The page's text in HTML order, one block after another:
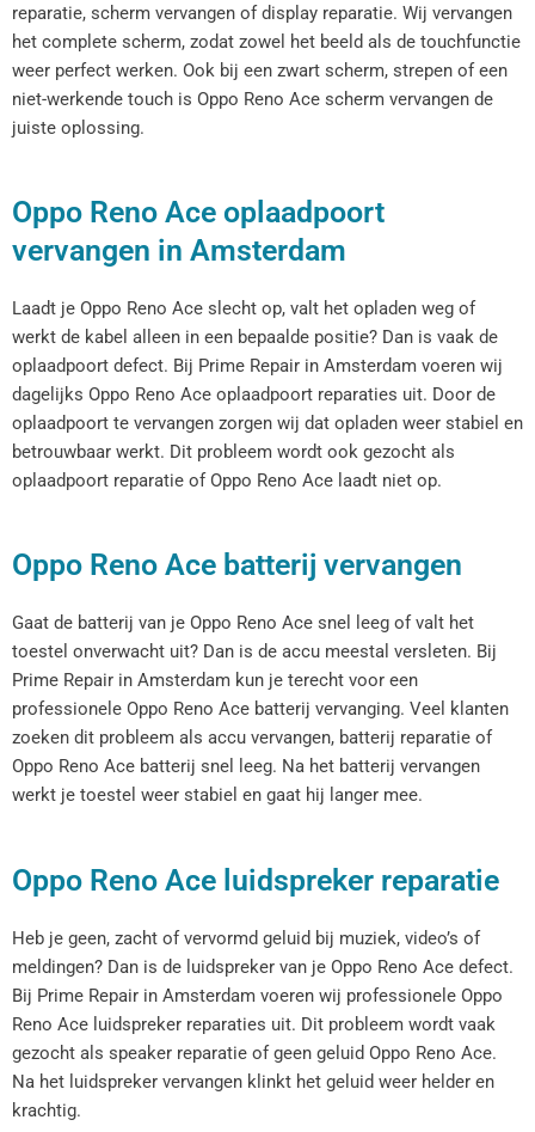
reparatie, scherm vervangen of display reparatie. Wij vervangen
het complete scherm, zodat zowel het beeld als de touchfunctie
weer perfect werken. Ook bij een zwart scherm, strepen of een
niet-werkende touch is Oppo Reno Ace scherm vervangen de
juiste oplossing.
Oppo Reno Ace oplaadpoort
vervangen in Amsterdam
Laadt je Oppo Reno Ace slecht op, valt het opladen weg of
werkt de kabel alleen in een bepaalde positie? Dan is vaak de
oplaadpoort defect. Bij Prime Repair in Amsterdam voeren wij
dagelijks Oppo Reno Ace oplaadpoort reparaties uit. Door de
oplaadpoort te vervangen zorgen wij dat opladen weer stabiel en
betrouwbaar werkt. Dit probleem wordt ook gezocht als
oplaadpoort reparatie of Oppo Reno Ace laadt niet op.
Oppo Reno Ace batterij vervangen
Gaat de batterij van je Oppo Reno Ace snel leeg of valt het
toestel onverwacht uit? Dan is de accu meestal versleten. Bij
Prime Repair in Amsterdam kun je terecht voor een
professionele Oppo Reno Ace batterij vervanging. Veel klanten
zoeken dit probleem als accu vervangen, batterij reparatie of
Oppo Reno Ace batterij snel leeg. Na het batterij vervangen
werkt je toestel weer stabiel en gaat hij langer mee.
Oppo Reno Ace luidspreker reparatie
Heb je geen, zacht of vervormd geluid bij muziek, video’s of
meldingen? Dan is de luidspreker van je Oppo Reno Ace defect.
Bij Prime Repair in Amsterdam voeren wij professionele Oppo
Reno Ace luidspreker reparaties uit. Dit probleem wordt vaak
gezocht als speaker reparatie of geen geluid Oppo Reno Ace.
Na het luidspreker vervangen klinkt het geluid weer helder en
krachtig.